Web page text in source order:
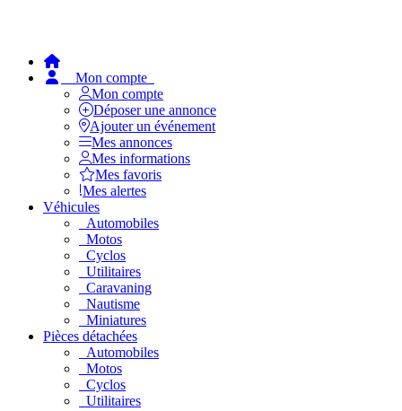
Mon compte
Mon compte
Déposer une annonce
Ajouter un événement
Mes annonces
Mes informations
Mes favoris
Mes alertes
Véhicules
Automobiles
Motos
Cyclos
Utilitaires
Caravaning
Nautisme
Miniatures
Pièces détachées
Automobiles
Motos
Cyclos
Utilitaires